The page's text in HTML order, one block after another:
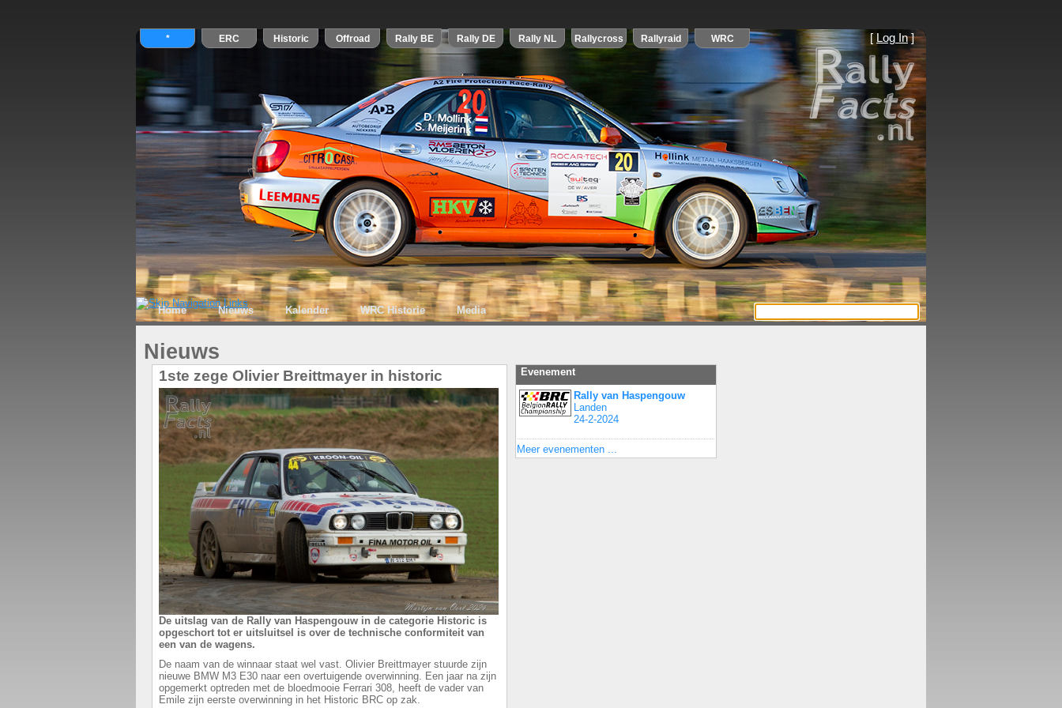
[ Log In]
Home Nieuws Kalender WRC Historie Media
Nieuws
1ste zege Olivier Breittmayer in historic
De uitslag van de Rally van Haspengouw in de categorie Historic is
opgeschort tot er uitsluitsel is over de technische conformiteit van
een van de wagens.
De naam van de winnaar staat wel vast. Olivier Breittmayer stuurde zijn
nieuwe BMW M3 E30 naar een overtuigende overwinning. Een jaar na zijn
opgemerkt optreden met de bloedmooie Ferrari 308, heeft de vader van
Emile zijn eerste overwinning in het Historic BRC op zak.
Evenement
Rally van Haspengouw
Landen
24-2-2024
Meer evenementen ...